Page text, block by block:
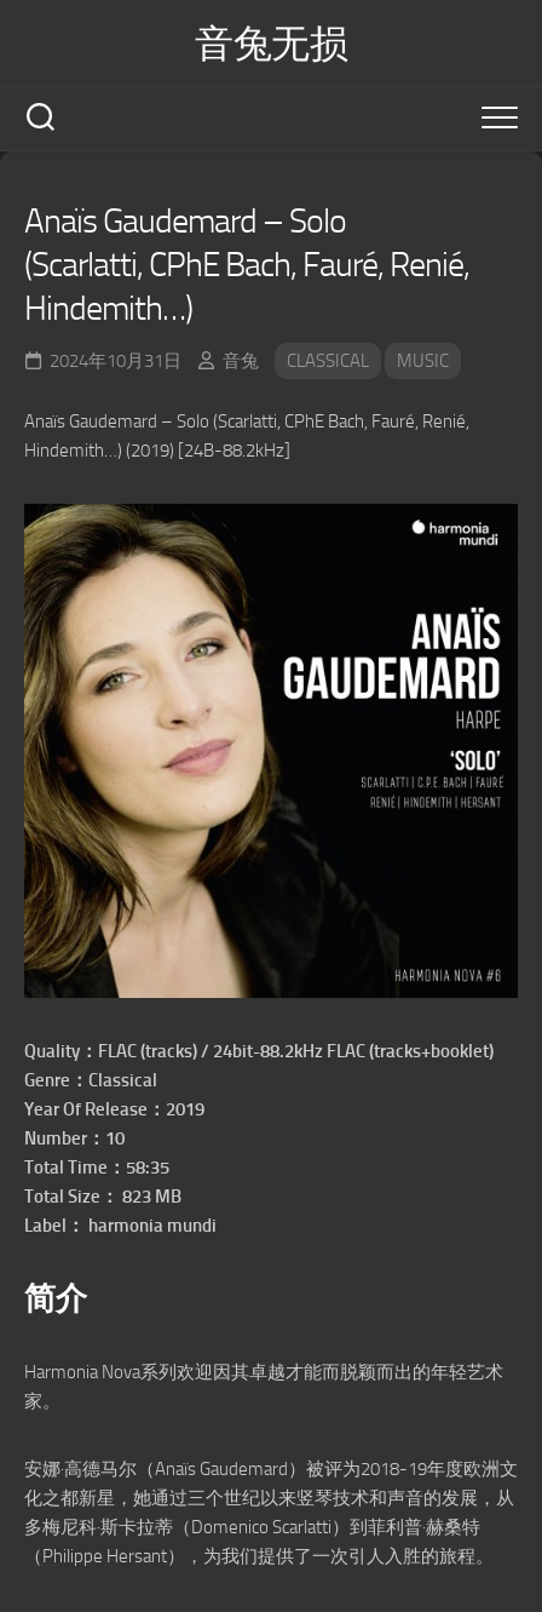
音兔无损
Anaïs Gaudemard – Solo
(Scarlatti, CPhE Bach, Fauré, Renié,
Hindemith…)
2024年10月31日 音兔 CLASSICAL MUSIC
Anaïs Gaudemard – Solo (Scarlatti, CPhE Bach, Fauré, Renié,
Hindemith…) (2019) [24B-88.2kHz]
Quality：FLAC (tracks) / 24bit-88.2kHz FLAC (tracks+booklet)
Genre： Classical
Year Of Release：2019
Number：10
Total Time：58:35
Total Size： 823 MB
Label： harmonia mundi
简介
Harmonia Nova系列欢迎因其卓越才能而脱颖而出的年轻艺术
家。
安娜·高德马尔（Anaïs Gaudemard）被评为2018-19年度欧洲文
化之都新星，她通过三个世纪以来竖琴技术和声音的发展，从
多梅尼科·斯卡拉蒂（Domenico Scarlatti）到菲利普·赫桑特
（Philippe Hersant），为我们提供了一次引人入胜的旅程。